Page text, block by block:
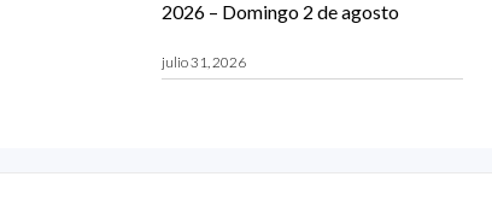
2026 – Domingo 2 de agosto
julio 31, 2026